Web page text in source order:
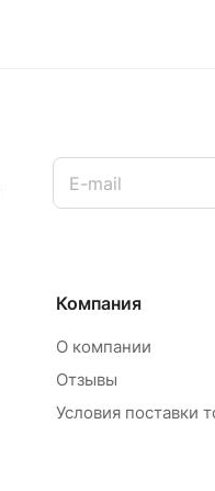
Компания
О компании
Отзывы
Условия поставки